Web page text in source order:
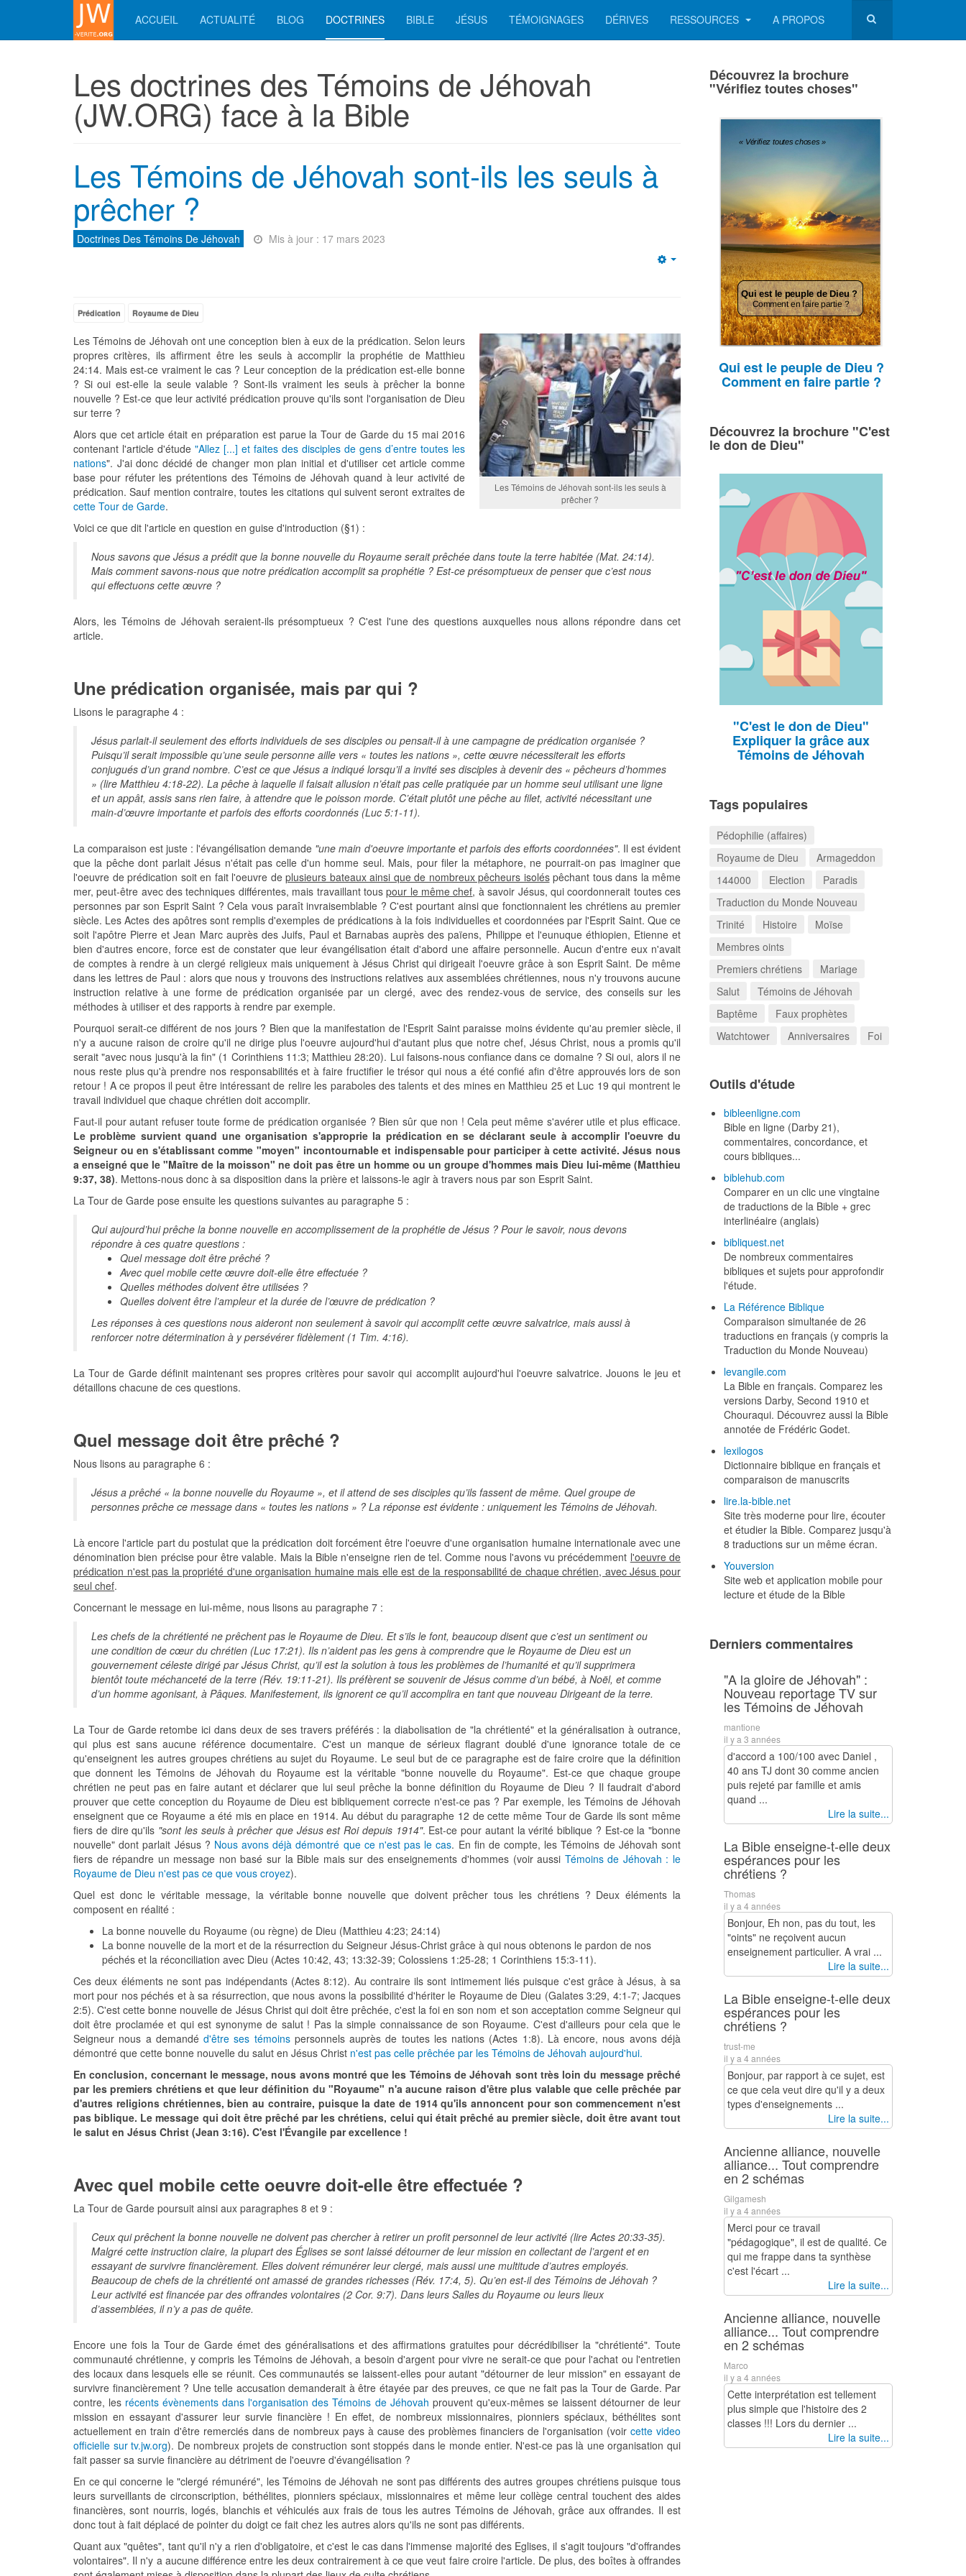
ACCUEIL ACTUALITÉ BLOG DOCTRINES BIBLE JÉSUS TÉMOIGNAGES DÉRIVES RESSOURCES A PROPOS
Les doctrines des Témoins de Jéhovah
(JW.ORG) face à la Bible
Les Témoins de Jéhovah sont-ils les seuls à
prêcher ?
Doctrines Des Témoins De Jéhovah Mis à jour : 17 mars 2023
Prédication Royaume de Dieu
Les Témoins de Jéhovah sont-ils les seuls à
prêcher ?
Les Témoins de Jéhovah ont une conception bien à eux de la prédication. Selon leurs
propres critères, ils affirment être les seuls à accomplir la prophétie de Matthieu
24:14. Mais est-ce vraiment le cas ? Leur conception de la prédication est-elle bonne
? Si oui est-elle la seule valable ? Sont-ils vraiment les seuls à prêcher la bonne
nouvelle ? Est-ce que leur activité prédication prouve qu'ils sont l'organisation de Dieu
sur terre ?
Alors que cet article était en préparation est parue la Tour de Garde du 15 mai 2016
contenant l'article d'étude "Allez [...] et faites des disciples de gens d’entre toutes les
nations". J'ai donc décidé de changer mon plan initial et d'utiliser cet article comme
base pour réfuter les prétentions des Témoins de Jéhovah quand à leur activité de
prédication. Sauf mention contraire, toutes les citations qui suivent seront extraites de
cette Tour de Garde.
Voici ce que dit l'article en question en guise d'introduction (§1) :
Nous savons que Jésus a prédit que la bonne nouvelle du Royaume serait prêchée dans toute la terre habitée (Mat. 24:14).
Mais comment savons-nous que notre prédication accomplit sa prophétie ? Est-ce présomptueux de penser que c’est nous
qui effectuons cette œuvre ?
Alors, les Témoins de Jéhovah seraient-ils présomptueux ? C'est l'une des questions auxquelles nous allons répondre dans cet
article.
Une prédication organisée, mais par qui ?
Lisons le paragraphe 4 :
Jésus parlait-il seulement des efforts individuels de ses disciples ou pensait-il à une campagne de prédication organisée ?
Puisqu’il serait impossible qu’une seule personne aille vers « toutes les nations », cette œuvre nécessiterait les efforts
conjugués d’un grand nombre. C’est ce que Jésus a indiqué lorsqu’il a invité ses disciples à devenir des « pêcheurs d’hommes
» (lire Matthieu 4:18-22). La pêche à laquelle il faisait allusion n’était pas celle pratiquée par un homme seul utilisant une ligne
et un appât, assis sans rien faire, à attendre que le poisson morde. C’était plutôt une pêche au filet, activité nécessitant une
main-d’œuvre importante et parfois des efforts coordonnés (Luc 5:1-11).
La comparaison est juste : l'évangélisation demande "une main d'oeuvre importante et parfois des efforts coordonnées". Il est évident
que la pêche dont parlait Jésus n'était pas celle d'un homme seul. Mais, pour filer la métaphore, ne pourrait-on pas imaginer que
l'oeuvre de prédication soit en fait l'oeuvre de plusieurs bateaux ainsi que de nombreux pêcheurs isoléspêchant tous dans la même
mer, peut-être avec des techniques différentes, mais travaillant touspour le même chef, à savoir Jésus, qui coordonnerait toutes ces
personnes par son Esprit Saint ? Cela vous paraît invraisemblable ? C'est pourtant ainsi que fonctionnaient les chrétiens au premier
siècle. Les Actes des apôtres sont remplis d'exemples de prédications à la fois individuelles et coordonnées par l'Esprit Saint. Que ce
soit l'apôtre Pierre et Jean Marc auprès des Juifs, Paul et Barnabas auprès des païens, Philippe et l'eunuque éthiopien, Etienne et
bien d'autres encore, force est de constater que leur évangélisation était d'abord une affaire personnelle. Aucun d'entre eux n'avait
de comptes à rendre à un clergé religieux mais uniquement à Jésus Christ qui dirigeait l'oeuvre grâce à son Esprit Saint. De même
dans les lettres de Paul : alors que nous y trouvons des instructions relatives aux assemblées chrétiennes, nous n'y trouvons aucune
instruction relative à une forme de prédication organisée par un clergé, avec des rendez-vous de service, des conseils sur les
méthodes à utiliser et des rapports à rendre par exemple.
Pourquoi serait-ce différent de nos jours ? Bien que la manifestation de l'Esprit Saint paraisse moins évidente qu'au premier siècle, il
n'y a aucune raison de croire qu'il ne dirige plus l'oeuvre aujourd'hui d'autant plus que notre chef, Jésus Christ, nous a promis qu'il
serait "avec nous jusqu'à la fin" (1 Corinthiens 11:3; Matthieu 28:20). Lui faisons-nous confiance dans ce domaine ? Si oui, alors il ne
nous reste plus qu'à prendre nos responsabilités et à faire fructifier le trésor qui nous a été confié afin d'être approuvés lors de son
retour ! A ce propos il peut être intéressant de relire les paraboles des talents et des mines en Matthieu 25 et Luc 19 qui montrent le
travail individuel que chaque chrétien doit accomplir.
Faut-il pour autant refuser toute forme de prédication organisée ? Bien sûr que non ! Cela peut même s'avérer utile et plus efficace.
Le problème survient quand une organisation s'approprie la prédication en se déclarant seule à accomplir l'oeuvre du
Seigneur ou en s'établissant comme "moyen" incontournable et indispensable pour participer à cette activité. Jésus nous
a enseigné que le "Maître de la moisson" ne doit pas être un homme ou un groupe d'hommes mais Dieu lui-même (Matthieu
9:37, 38). Mettons-nous donc à sa disposition dans la prière et laissons-le agir à travers nous par son Esprit Saint.
La Tour de Garde pose ensuite les questions suivantes au paragraphe 5 :
Qui aujourd’hui prêche la bonne nouvelle en accomplissement de la prophétie de Jésus ? Pour le savoir, nous devons
répondre à ces quatre questions :
Quel message doit être prêché ?
Avec quel mobile cette œuvre doit-elle être effectuée ?
Quelles méthodes doivent être utilisées ?
Quelles doivent être l’ampleur et la durée de l’œuvre de prédication ?
Les réponses à ces questions nous aideront non seulement à savoir qui accomplit cette œuvre salvatrice, mais aussi à
renforcer notre détermination à y persévérer fidèlement (1 Tim. 4:16).
La Tour de Garde définit maintenant ses propres critères pour savoir qui accomplit aujourd'hui l'oeuvre salvatrice. Jouons le jeu et
détaillons chacune de ces questions.
Quel message doit être prêché ?
Nous lisons au paragraphe 6 :
Jésus a prêché « la bonne nouvelle du Royaume », et il attend de ses disciples qu’ils fassent de même. Quel groupe de
personnes prêche ce message dans « toutes les nations » ? La réponse est évidente : uniquement les Témoins de Jéhovah.
Là encore l'article part du postulat que la prédication doit forcément être l'oeuvre d'une organisation humaine internationale avec une
dénomination bien précise pour être valable. Mais la Bible n'enseigne rien de tel. Comme nous l'avons vu précédemment l'oeuvre de
prédication n'est pas la propriété d'une organisation humaine mais elle est de la responsabilité de chaque chrétien, avec Jésus pour
seul chef.
Concernant le message en lui-même, nous lisons au paragraphe 7 :
Les chefs de la chrétienté ne prêchent pas le Royaume de Dieu. Et s’ils le font, beaucoup disent que c’est un sentiment ou
une condition de cœur du chrétien (Luc 17:21). Ils n’aident pas les gens à comprendre que le Royaume de Dieu est un
gouvernement céleste dirigé par Jésus Christ, qu’il est la solution à tous les problèmes de l’humanité et qu’il supprimera
bientôt toute méchanceté de la terre (Rév. 19:11-21). Ils préfèrent se souvenir de Jésus comme d’un bébé, à Noël, et comme
d’un homme agonisant, à Pâques. Manifestement, ils ignorent ce qu’il accomplira en tant que nouveau Dirigeant de la terre.
La Tour de Garde retombe ici dans deux de ses travers préférés : la diabolisation de "la chrétienté" et la généralisation à outrance,
qui plus est sans aucune référence documentaire. C'est un manque de sérieux flagrant doublé d'une ignorance totale de ce
qu'enseignent les autres groupes chrétiens au sujet du Royaume. Le seul but de ce paragraphe est de faire croire que la définition
que donnent les Témoins de Jéhovah du Royaume est la véritable "bonne nouvelle du Royaume". Est-ce que chaque groupe
chrétien ne peut pas en faire autant et déclarer que lui seul prêche la bonne définition du Royaume de Dieu ? Il faudrait d'abord
prouver que cette conception du Royaume de Dieu est bibliquement correcte n'est-ce pas ? Par exemple, les Témoins de Jéhovah
enseignent que ce Royaume a été mis en place en 1914. Au début du paragraphe 12 de cette même Tour de Garde ils sont même
fiers de dire qu'ils "sont les seuls à prêcher que Jésus est Roi depuis 1914". Est-ce pour autant la vérité biblique ? Est-ce la "bonne
nouvelle" dont parlait Jésus ? Nous avons déjà démontré que ce n'est pas le cas. En fin de compte, les Témoins de Jéhovah sont
fiers de répandre un message non basé sur la Bible mais sur des enseignements d'hommes (voir aussi Témoins de Jéhovah : le
Royaume de Dieu n'est pas ce que vous croyez).
Quel est donc le véritable message, la véritable bonne nouvelle que doivent prêcher tous les chrétiens ? Deux éléments la
composent en réalité :
La bonne nouvelle du Royaume (ou règne) de Dieu (Matthieu 4:23; 24:14)
La bonne nouvelle de la mort et de la résurrection du Seigneur Jésus-Christ grâce à qui nous obtenons le pardon de nos
péchés et la réconciliation avec Dieu (Actes 10:42, 43; 13:32-39; Colossiens 1:25-28; 1 Corinthiens 15:3-11).
Ces deux éléments ne sont pas indépendants (Actes 8:12). Au contraire ils sont intimement liés puisque c'est grâce à Jésus, à sa
mort pour nos péchés et à sa résurrection, que nous avons la possibilité d'hériter le Royaume de Dieu (Galates 3:29, 4:1-7; Jacques
2:5). C'est cette bonne nouvelle de Jésus Christ qui doit être prêchée, c'est la foi en son nom et son acceptation comme Seigneur qui
doit être proclamée et qui est synonyme de salut ! Pas la simple connaissance de son Royaume. C'est d'ailleurs pour cela que le
Seigneur nous a demandéd'être ses témoinspersonnels auprès de toutes les nations (Actes 1:8). Là encore, nous avons déjà
démontré que cette bonne nouvelle du salut en Jésus Christ n'est pas celle prêchée par les Témoins de Jéhovah aujourd'hui.
En conclusion, concernant le message, nous avons montré que les Témoins de Jéhovah sont très loin du message prêché
par les premiers chrétiens et que leur définition du "Royaume" n'a aucune raison d'être plus valable que celle prêchée par
d'autres religions chrétiennes, bien au contraire, puisque la date de 1914 qu'ils annoncent pour son commencement n'est
pas biblique. Le message qui doit être prêché par les chrétiens, celui qui était prêché au premier siècle, doit être avant tout
le salut en Jésus Christ (Jean 3:16). C'est l'Évangile par excellence !
Avec quel mobile cette oeuvre doit-elle être effectuée ?
La Tour de Garde poursuit ainsi aux paragraphes 8 et 9 :
Ceux qui prêchent la bonne nouvelle ne doivent pas chercher à retirer un profit personnel de leur activité (lire Actes 20:33-35).
Malgré cette instruction claire, la plupart des Églises se sont laissé détourner de leur mission en collectant de l’argent et en
essayant de survivre financièrement. Elles doivent rémunérer leur clergé, mais aussi une multitude d’autres employés.
Beaucoup de chefs de la chrétienté ont amassé de grandes richesses (Rév. 17:4, 5). Qu’en est-il des Témoins de Jéhovah ?
Leur activité est financée par des offrandes volontaires (2 Cor. 9:7). Dans leurs Salles du Royaume ou leurs lieux
d’assemblées, il n’y a pas de quête.
Encore une fois la Tour de Garde émet des généralisations et des affirmations gratuites pour décrédibiliser la "chrétienté". Toute
communauté chrétienne, y compris les Témoins de Jéhovah, a besoin d'argent pour vivre ne serait-ce que pour l'achat ou l'entretien
des locaux dans lesquels elle se réunit. Ces communautés se laissent-elles pour autant "détourner de leur mission" en essayant de
survivre financièrement ? Une telle accusation demanderait à être étayée par des preuves, ce que ne fait pas la Tour de Garde. Par
contre, les récents évènements dans l'organisation des Témoins de Jéhovah prouvent qu'eux-mêmes se laissent détourner de leur
mission en essayant d'assurer leur survie financière ! En effet, de nombreux missionnaires, pionniers spéciaux, béthélites sont
actuellement en train d'être remerciés dans de nombreux pays à cause des problèmes financiers de l'organisation (voir cette video
officielle sur tv.jw.org). De nombreux projets de construction sont stoppés dans le monde entier. N'est-ce pas là une organisation qui
fait passer sa survie financière au détriment de l'oeuvre d'évangélisation ?
En ce qui concerne le "clergé rémunéré", les Témoins de Jéhovah ne sont pas différents des autres groupes chrétiens puisque tous
leurs surveillants de circonscription, béthélites, pionniers spéciaux, missionnaires et même leur collège central touchent des aides
financières, sont nourris, logés, blanchis et véhiculés aux frais de tous les autres Témoins de Jéhovah, grâce aux offrandes. Il est
donc tout à fait déplacé de pointer du doigt ce fait chez les autres alors qu'ils ne sont pas différents.
Quant aux "quêtes", tant qu'il n'y a rien d'obligatoire, et c'est le cas dans l'immense majorité des Eglises, il s'agit toujours "d'offrandes
volontaires". Il n'y a aucune différence entre les deux contrairement à ce que veut faire croire l'article. De plus, des boîtes à offrandes
Découvrez la brochure
"Vérifiez toutes choses"
Qui est le peuple de Dieu ?
Comment en faire partie ?
Découvrez la brochure "C'est
le don de Dieu"
"C'est le don de Dieu"
Expliquer la grâce aux
Témoins de Jéhovah
Tags populaires
Pédophilie (affaires)
Royaume de Dieu
Armageddon
144000
Election
Paradis
Traduction du Monde Nouveau
Trinité
Histoire
Moïse
Membres oints
Premiers chrétiens
Mariage
Salut
Témoins de Jéhovah
Baptême
Faux prophètes
Watchtower
Anniversaires Foi
Outils d'étude
bibleenligne.com
Bible en ligne (Darby 21),
commentaires, concordance, et
cours bibliques...
biblehub.com
Comparer en un clic une vingtaine
de traductions de la Bible + grec
interlinéaire (anglais)
bibliquest.net
De nombreux commentaires
bibliques et sujets pour approfondir
l'étude.
La Référence Biblique
Comparaison simultanée de 26
traductions en français (y compris la
Traduction du Monde Nouveau)
levangile.com
La Bible en français. Comparez les
versions Darby, Second 1910 et
Chouraqui. Découvrez aussi la Bible
annotée de Frédéric Godet.
lexilogos
Dictionnaire biblique en français et
comparaison de manuscrits
lire.la-bible.net
Site très moderne pour lire, écouter
et étudier la Bible. Comparez jusqu'à
8 traductions sur un même écran.
Youversion
Site web et application mobile pour
lecture et étude de la Bible
Derniers commentaires
"A la gloire de Jéhovah" :
Nouveau reportage TV sur
les Témoins de Jéhovah
mantione
il y a 3 années
d'accord a 100/100 avec Daniel ,
40 ans TJ dont 30 comme ancien
puis rejeté par famille et amis
quand ...
Lire la suite...
La Bible enseigne-t-elle deux
espérances pour les
chrétiens ?
Thomas
il y a 4 années
Bonjour, Eh non, pas du tout, les
"oints" ne reçoivent aucun
enseignement particulier. A vrai ...
Lire la suite...
La Bible enseigne-t-elle deux
espérances pour les
chrétiens ?
trust-me
il y a 4 années
Bonjour, par rapport à ce sujet, est
ce que cela veut dire qu'il y a deux
types d'enseignements ...
Lire la suite...
Ancienne alliance, nouvelle
alliance... Tout comprendre
en 2 schémas
Gilgamesh
il y a 4 années
Merci pour ce travail
"pédagogique", il est de qualité. Ce
qui me frappe dans ta synthèse
c'est l'écart ...
Lire la suite...
Ancienne alliance, nouvelle
alliance... Tout comprendre
en 2 schémas
Marco
il y a 4 années
Cette interprétation est tellement
plus simple que l'histoire des 2
classes !!! Lors du dernier ...
Lire la suite...